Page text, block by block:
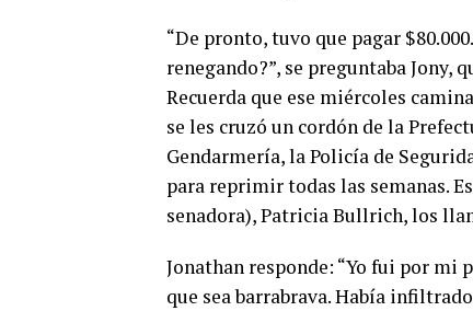
“De pronto, tuvo que pagar
renegando?”, se preguntaba
Recuerda que ese miércoles
se les cruzó un cordón de la
Gendarmería, la Policía de
para reprimir todas las semanas.
senadora), Patricia Bullrich, los
Jonathan responde: “Yo fui por mi
que sea barrabrava. Había